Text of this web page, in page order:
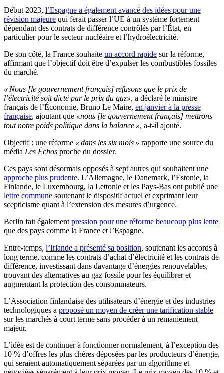
Début 2023, l’Espagne a également avancé des idées pour une
révision majeure qui ferait passer l’UE à un système fortement
dépendant des contrats de différence contrôlés par l’État, en
particulier pour le secteur nucléaire et l’hydroélectricité.
De son côté, la France souhaite un accord rapide sur la réforme,
affirmant que l’objectif doit être d’expulser les combustibles fossiles
du marché.
« Nous [le gouvernement français] refusons que le prix de
l’électricité soit dicté par le prix du gaz», a déclaré le ministre
français de l’Économie, Bruno Le Maire, en janvier à la presse
française, ajoutant que «nous [le gouvernement français] mettrons
tout notre poids politique dans la balance », a-t-il ajouté.
Objectif : une réforme « dans les six mois » rapporte une source du
média Les Échos proche du dossier.
Ces pays sont désormais opposés à sept autres qui souhaitent une
approche plus prudente. L’Allemagne, le Danemark, l’Estonie, la
Finlande, le Luxembourg, la Lettonie et les Pays-Bas ont publié une
lettre commune soutenant le dispositif actuel et exprimant leur
scepticisme quant à l’extension des mesures d’urgence.
Berlin fait également pression pour une réforme beaucoup plus lente
que des pays comme la France et l’Espagne.
Entre-temps, l’Irlande a présenté sa position, soutenant les accords à
long terme, comme les contrats d’achat d’électricité et les contrats de
différence, investissant dans davantage d’énergies renouvelables,
trouvant des alternatives au gaz fossile pour les équilibrer et
augmentant la protection des consommateurs.
L’Association finlandaise des utilisateurs d’énergie et des industries
technologiques a proposé un moyen de créer une tarification stable
sur les marchés à court terme sans procéder à un remaniement
majeur.
L’idée est de continuer à fonctionner normalement, à l’exception des
10 % d’offres les plus chères déposées par les producteurs d’énergie,
qui seraient automatiquement séparées par un algorithme et